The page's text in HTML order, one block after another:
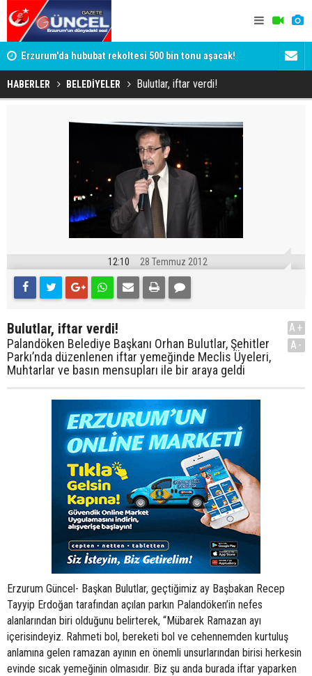
Erzurum'da hububat rekoltesi 500 bin tonu aşacak! Dadaş'a
HABERLER BELEDİYELER Bulutlar, iftar verdi!
12:10 28 Temmuz 2012
Bulutlar, iftar verdi!
Palandöken Belediye Başkanı Orhan Bulutlar, Şehitler
Parkı’nda düzenlenen iftar yemeğinde Meclis Üyeleri,
Muhtarlar ve basın mensupları ile bir araya geldi
A+
A-
Erzurum Güncel- Başkan Bulutlar, geçtiğimiz ay Başbakan Recep
Tayyip Erdoğan tarafından açılan parkın Palandöken’in nefes
alanlarından biri olduğunu belirterek, “Mübarek Ramazan ayı
içerisindeyiz. Rahmeti bol, bereketi bol ve cehennemden kurtuluş
anlamına gelen ramazan ayının en önemli unsurlarından birisi herkesin
evinde sıcak yemeğinin olmasıdır. Biz şu anda burada iftar yaparken